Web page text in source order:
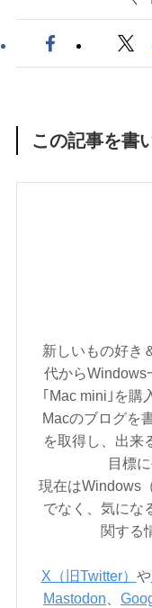
この記事を書
新しいもの好き
代からWindows
｢Mac mini｣を購
Macのブログを
を取得し、出来
目標
現在はWindows
でなく、気にな
関する
X（旧Twitter） や
Mastodon